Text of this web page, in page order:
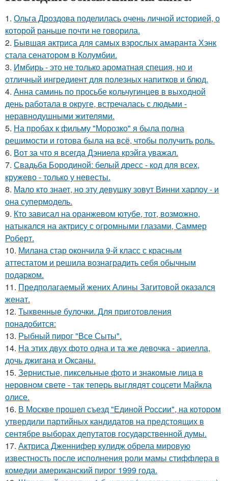
1. Ольга Дроздова поделилась очень личной историей, о
которой раньше почти не говорила.
2. Бывшая актриса для самых взрослых амаранта Хэнк
стала сенатором в Колумбии.
3. Имбирь - это не только ароматная специя, но и
отличный ингредиент для полезных напитков и блюд.
4. Анна саминь по просьбе кольчугинцев в выходной
день работала в округе, встречалась с людьми -
неравнодушными жителями.
5. На пробах к фильму "Морозко" я была полна
решимости и готова была на всё, чтобы получить роль.
6. Вот за что я всегда Дэниела крэйга уважал.
7. Свадьба Бородиной: белый дресс - код для всех,
кружево - только у невесты.
8. Мало кто знает, но эту девушку зовут Винни харлоу - и
она супермодель.
9. Кто зависал на оранжевом ютубе, тот, возможно,
натыкался на актрису с огромными глазами, Саммер
Роберт.
10. Милана стар окончила 9-й класс с красным
аттестатом и решила вознаградить себя обычным
подарком.
11. Предполагаемый жених Алины Загитовой оказался
женат.
12. Тыквенные булочки. Для приготовления
понадобится:
13. Рыбный пирог "Все Сыты".
14. На этих двух фото одна и та же девочка - ариелла,
дочь джигана и Оксаны.
15. Зернистые, пиксельные фото и знакомые лица в
неровном свете - так теперь выглядят соцсети Майкла
олисе.
16. В Москве прошел съезд "Единой России", на котором
утвердили партийных кандидатов на предстоящих в
сентябре выборах депутатов государственной думы.
17. Актриса Дженнифер кулидж обрела мировую
известность после исполнения роли мамы стиффлера в
комедии американский пирог 1999 года.